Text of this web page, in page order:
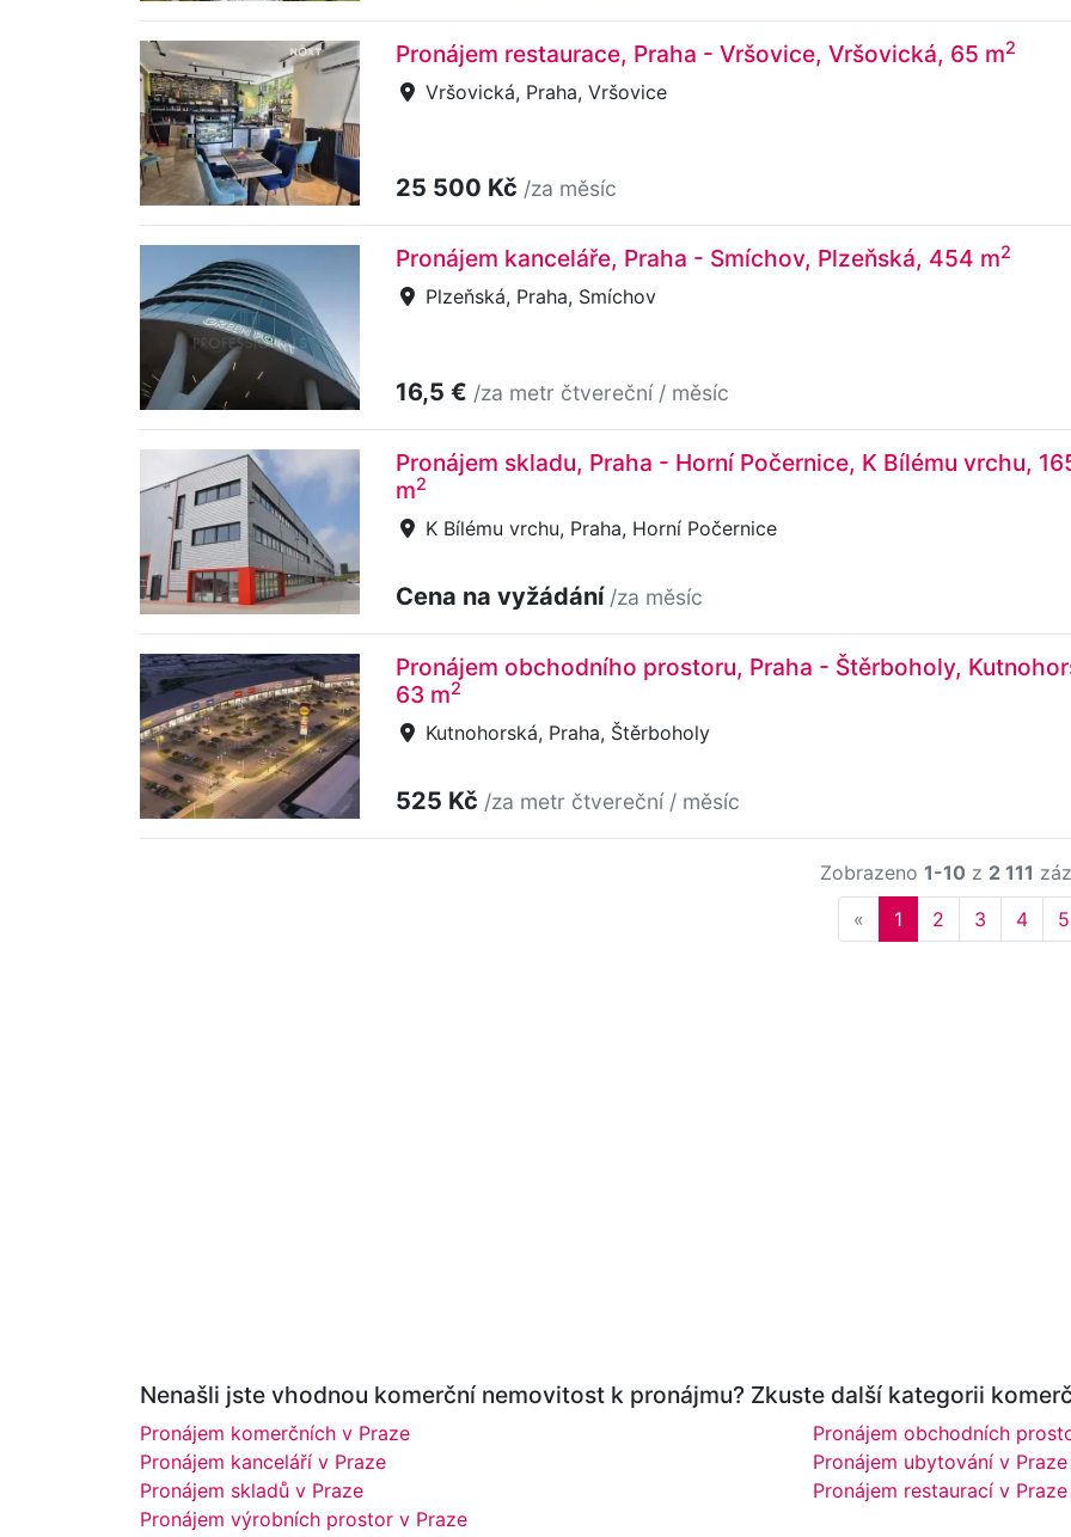
Pronájem restaurace, Praha - Vršovice, Vršovická, 65 m2
Vršovická, Praha, Vršovice
25 500 Kč /za měsíc
Pronájem kanceláře, Praha - Smíchov, Plzeňská, 454 m2
Plzeňská, Praha, Smíchov
16,5 € /za metr čtvereční / měsíc
Pronájem skladu, Praha - Horní Počernice, K Bílému vrchu,
m2
K Bílému vrchu, Praha, Horní Počernice
Cena na vyžádání /za měsíc
Pronájem obchodního prostoru, Praha - Štěrboholy,
63 m2
Kutnohorská, Praha, Štěrboholy
525 Kč /za metr čtvereční / měsíc
Zobrazeno 1-10 z 2 111
« Previous
1 2 3 4 5
Nenašli jste vhodnou komerční nemovitost k pronájmu? Zkuste další kategorii
Pronájem komerčních v Praze
Pronájem kanceláří v Praze
Pronájem skladů v Praze
Pronájem výrobních prostor v Praze
Pronájem obchodních
Pronájem ubytování v Praze
Pronájem restaurací v Praze